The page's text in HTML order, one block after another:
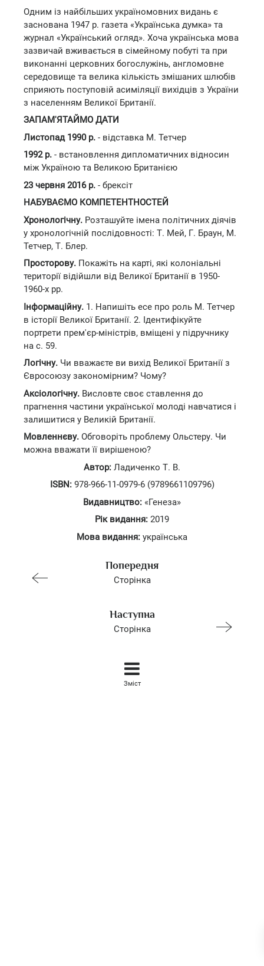
Одним із найбільших україномовних видань є
заснована 1947 р. газета «Українська думка» та
журнал «Український огляд». Хоча українська мова
зазвичай вживається в сімейному побуті та при
виконанні церковних богослужінь, англомовне
середовище та велика кількість змішаних шлюбів
сприяють поступовій асиміляції вихідців з України
з населенням Великої Британії.
ЗАПАМ'ЯТАЙМО ДАТИ
Листопад 1990 р. - відставка М. Тетчер
1992 р. - встановлення дипломатичних відносин
між Україною та Великою Британією
23 червня 2016 р. - брексіт
НАБУВАЄМО КОМПЕТЕНТНОСТЕЙ
Хронологічну. Розташуйте імена політичних діячів
у хронологічній послідовності: Т. Мей, Г. Браун, М.
Тетчер, Т. Блер.
Просторову. Покажіть на карті, які колоніальні
території відійшли від Великої Британії в 1950-
1960-х рр.
Інформаційну. 1. Напишіть есе про роль М. Тетчер
в історії Великої Британії. 2. Ідентифікуйте
портрети прем'єр-міністрів, вміщені у підручнику
на с. 59.
Логічну. Чи вважаєте ви вихід Великої Британії з
Євросоюзу закономірним? Чому?
Аксіологічну. Висловте своє ставлення до
прагнення частини української молоді навчатися і
залишитися у Великій Британії.
Мовленнєву. Обговоріть проблему Ольстеру. Чи
можна вважати її вирішеною?
Автор: Ладиченко Т. В.
ISBN:978-966-11-0979-6 (9789661109796)
Видавництво: «Генеза»
Рік видання: 2019
Мова видання: українська
Попередня
Сторінка
Наступна
Сторінка
Зміст